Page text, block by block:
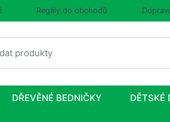
Regály do obchodů
DŘEVĚNÉ BEDNIČKY DĚTSKÉ